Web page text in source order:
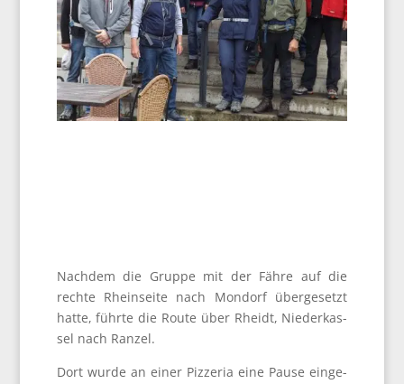
Nach­dem die Grup­pe mit der Fäh­re auf die
rech­te Rhein­sei­te nach Mon­dorf über­ge­setzt
hat­te, führ­te die Rou­te über Rheidt, Nie­der­kas­
sel nach Ranzel.
Dort wur­de an einer Piz­ze­ria eine Pau­se ein­ge­